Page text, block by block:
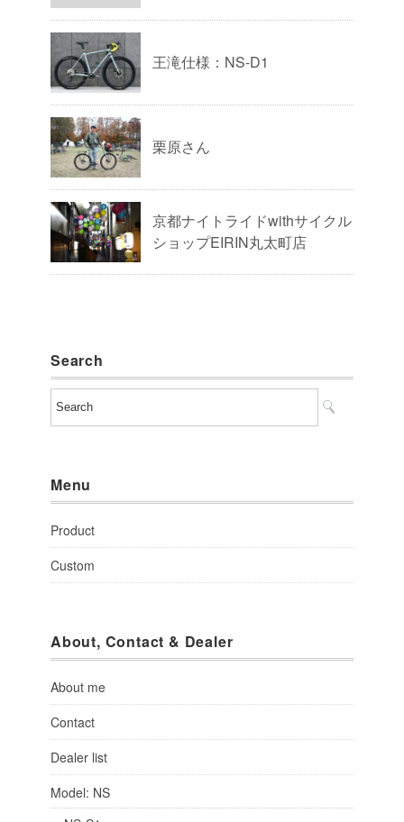
王滝仕様：NS-D1
栗原さん
京都ナイトライドwithサイクル
ショップEIRIN丸太町店
Search
Menu
Product
Custom
About, Contact & Dealer
About me
Contact
Dealer list
Model: NS